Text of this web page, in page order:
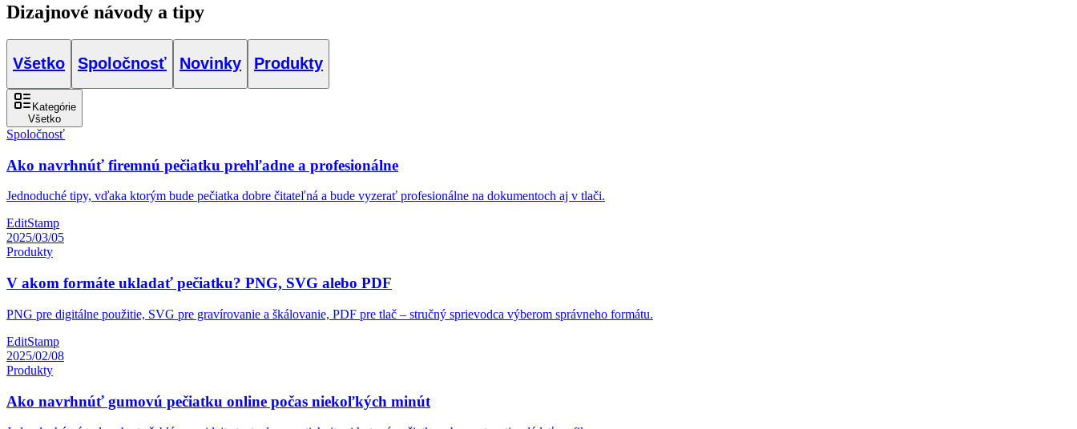
Dizajnové návody a tipy
Všetko Spoločnosť Novinky Produkty
Kategórie
Všetko
Spoločnosť
Ako navrhnúť firemnú pečiatku prehľadne a profesionálne
Jednoduché tipy, vďaka ktorým bude pečiatka dobre čitateľná a bude vyzerať profesionálne na dokumentoch aj v tlači.
EditStamp
2025/03/05
Produkty
V akom formáte ukladať pečiatku? PNG, SVG alebo PDF
PNG pre digitálne použitie, SVG pre gravírovanie a škálovanie, PDF pre tlač – stručný sprievodca výberom správneho formátu.
EditStamp
2025/02/08
Produkty
Ako navrhnúť gumovú pečiatku online počas niekoľkých minút